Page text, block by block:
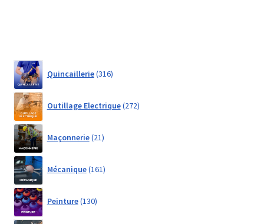
Quincaillerie 316products
Outillage Electrique 272products
Maçonnerie 21products
Mécanique 161products
Peinture 130products